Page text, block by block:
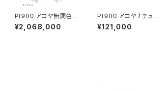
Pt900 アコヤ無調色ベ
ビーパール ダイヤモン
ド ネックレス・ブロー
¥2,068,000
Pt900 アコヤナチュラ
ルグレーパール ペンダ
ントトップ
¥121,000